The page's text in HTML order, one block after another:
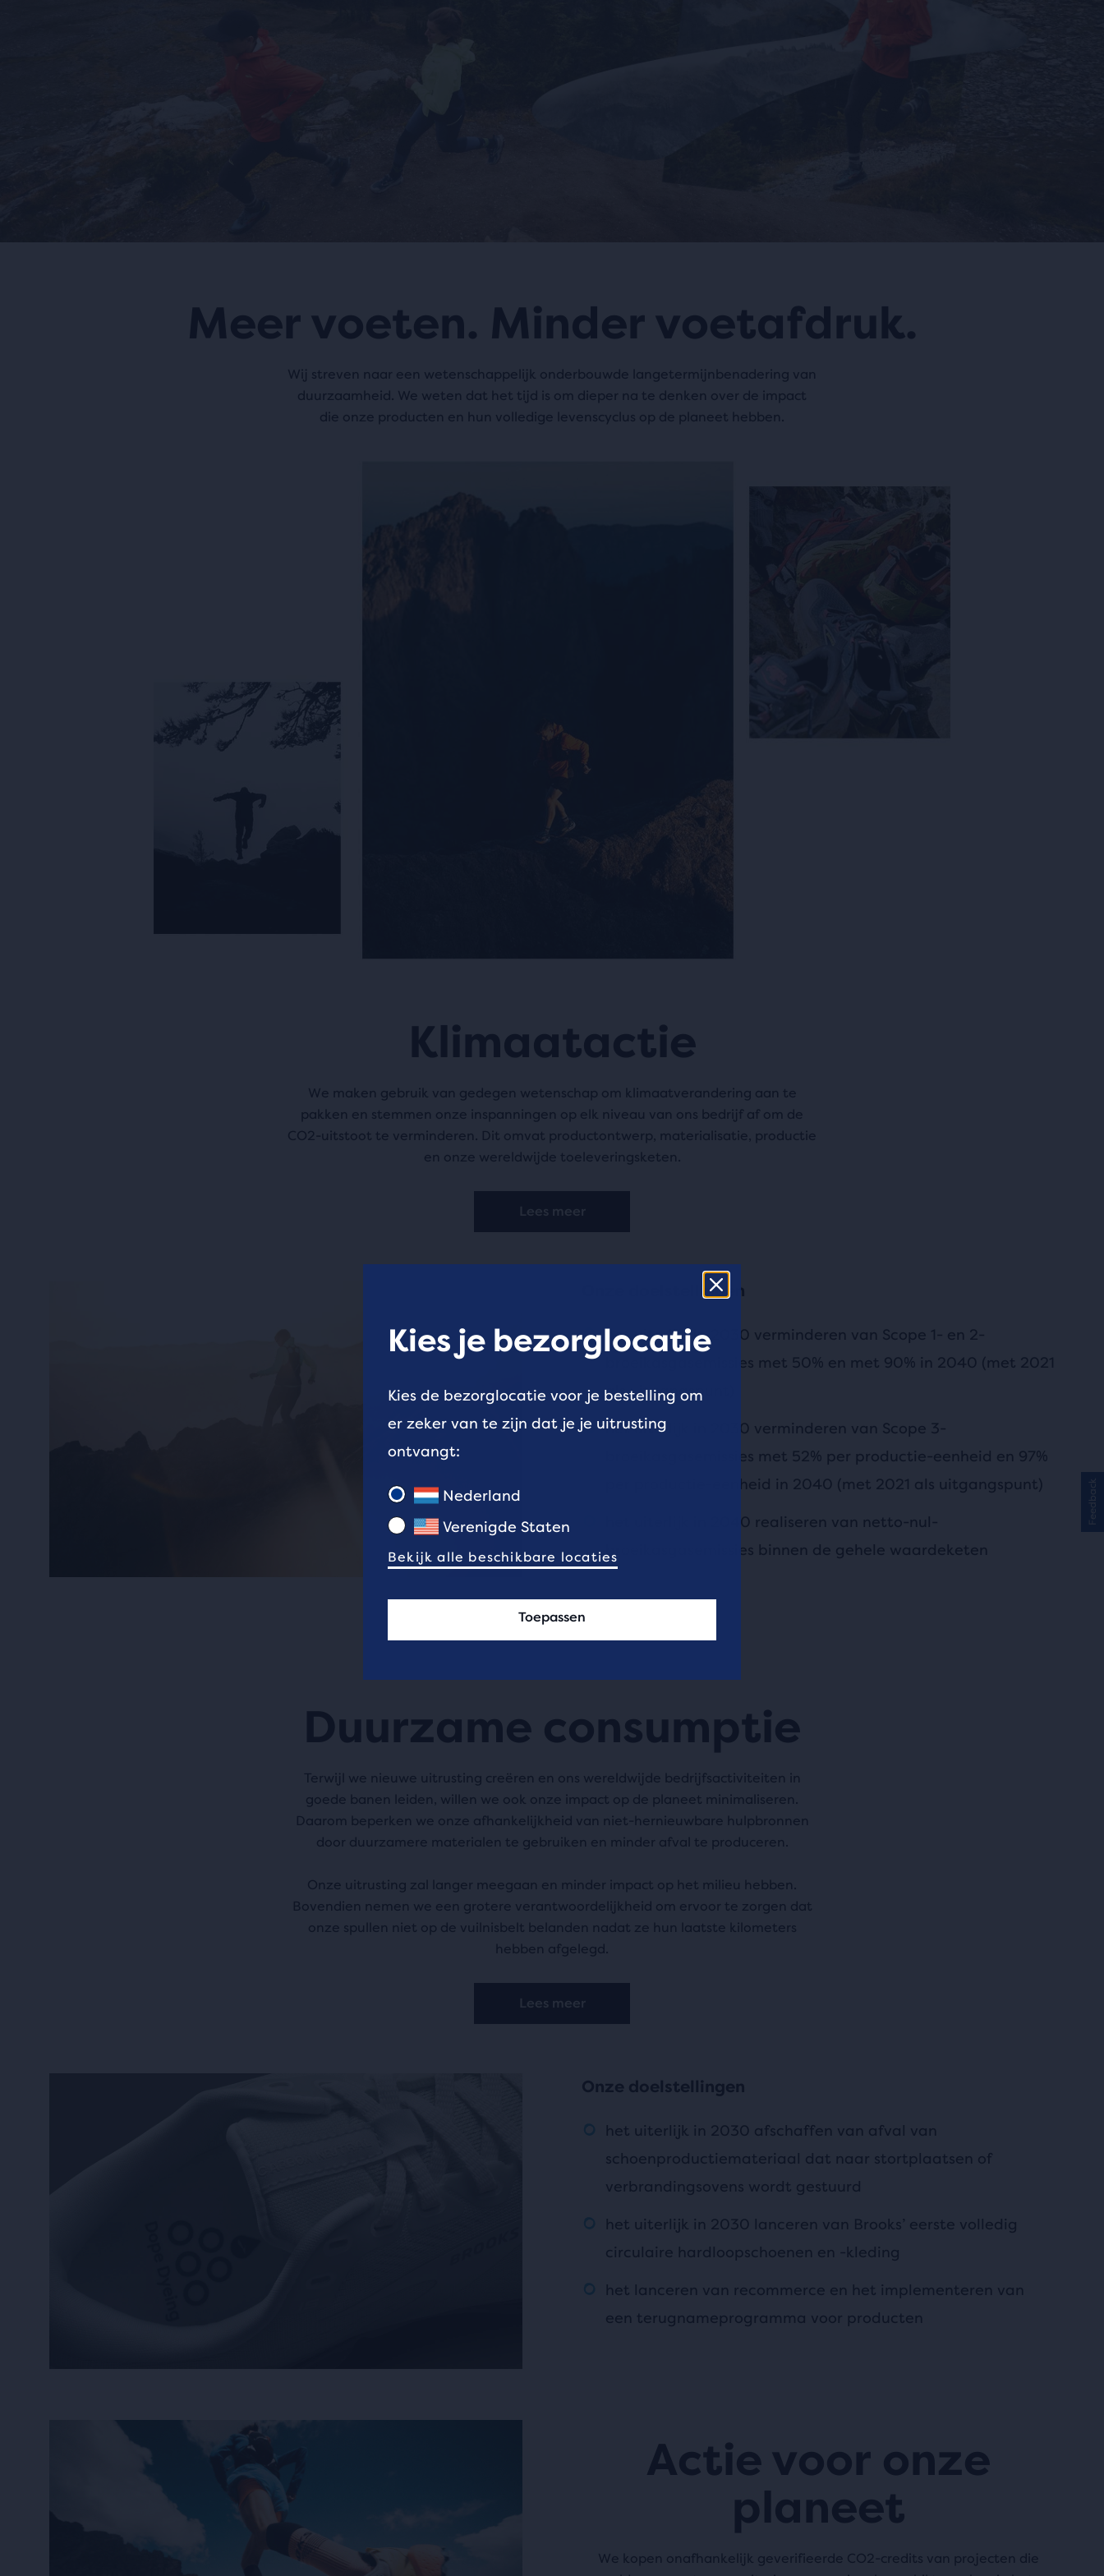
Meer voeten. Minder voetafdruk.
Wij streven naar een wetenschappelijk onderbouwde langetermijnbenadering van
duurzaamheid. We weten dat het tijd is om dieper na te denken over de impact
die onze producten en hun volledige levenscyclus op de planeet hebben.
Klimaatactie
We maken gebruik van gedegen wetenschap om klimaatverandering aan te
pakken en stemmen onze inspanningen op elk niveau van ons bedrijf af om de
CO2-uitstoot te verminderen. Dit omvat productontwerp, materialisatie, productie
en onze wereldwijde toeleveringsketen.
Lees meer
Onze doelstellingen
het uiterlijk in 2030 verminderen van Scope 1- en 2-
broeikasgasemissies met 50% en met 90% in 2040 (met 2021
als uitgangspunt)
het uiterlijk in 2030 verminderen van Scope 3-
broeikasgasemissies met 52% per productie-eenheid en 97%
per productie-eenheid in 2040 (met 2021 als uitgangspunt)
het uiterlijk in 2040 realiseren van netto-nul-
broeikasgasemissies binnen de gehele waardeketen
Duurzame consumptie
Terwijl we nieuwe uitrusting creëren en ons wereldwijde bedrijfsactiviteiten in
goede banen leiden, willen we ook onze impact op de planeet minimaliseren.
Daarom beperken we onze afhankelijkheid van niet-hernieuwbare hulpbronnen
door duurzamere materialen te gebruiken en minder afval te produceren.
Onze uitrusting zal langer meegaan en minder impact op het milieu hebben.
Bovendien nemen we een grotere verantwoordelijkheid om ervoor te zorgen dat
onze spullen niet op de vuilnisbelt belanden nadat ze hun laatste kilometers
hebben afgelegd.
Lees meer
Onze doelstellingen
het uiterlijk in 2030 afschaffen van afval van
schoenproductiemateriaal dat naar stortplaatsen of
verbrandingsovens wordt gestuurd
het uiterlijk in 2030 lanceren van Brooks’ eerste volledig
circulaire hardloopschoenen en -kleding
het lanceren van recommerce en het implementeren van
een terugnameprogramma voor producten
Actie voor onze
planeet
We kopen onafhankelijk geverifieerde CO2-credits van projecten die
Kies je bezorglocatie
Kies de bezorglocatie voor je bestelling om
er zeker van te zijn dat je je uitrusting
ontvangt:
Nederland
Verenigde Staten
Bekijk alle beschikbare locaties
Toepassen
Feedback